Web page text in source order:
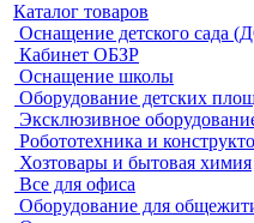
Каталог товаров
Оснащение детского сада
Кабинет ОБЗР
Оснащение школы
Оборудование детских
Эксклюзивное
Робототехника и
Хозтовары и бытовая химия
Все для офиса
Оборудование для